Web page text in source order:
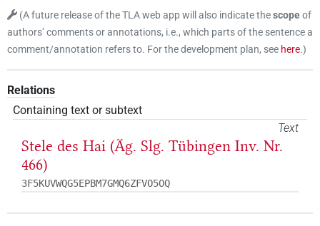
(A future release of the TLA web app will also indicate thescopeof
authors’ comments or annotations, i.e., which parts of the sentence a
comment/annotation refers to. For the development plan, see here.)
Relations
Containing text or subtext
Text
Stele des Hai (Äg. Slg. Tübingen Inv. Nr.
466)
3F5KUVWQG5EPBM7GMQ6ZFVO5OQ